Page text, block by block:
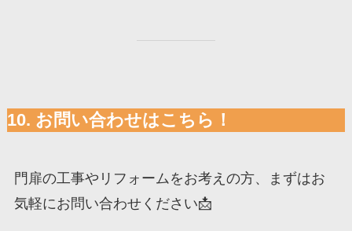
10. お問い合わせはこちら！
門扉の工事やリフォームをお考えの方、まずはお
気軽にお問い合わせください📩